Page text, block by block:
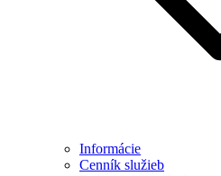
Informácie
Cenník služieb